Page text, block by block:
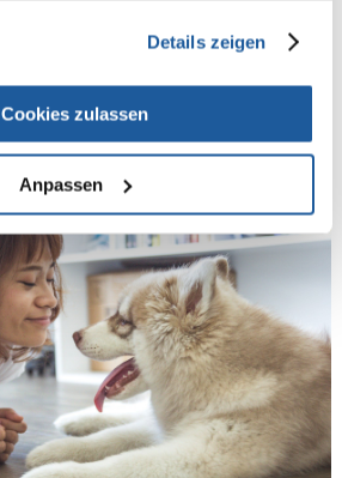
Details zeigen
Cookies zulassen
Anpassen